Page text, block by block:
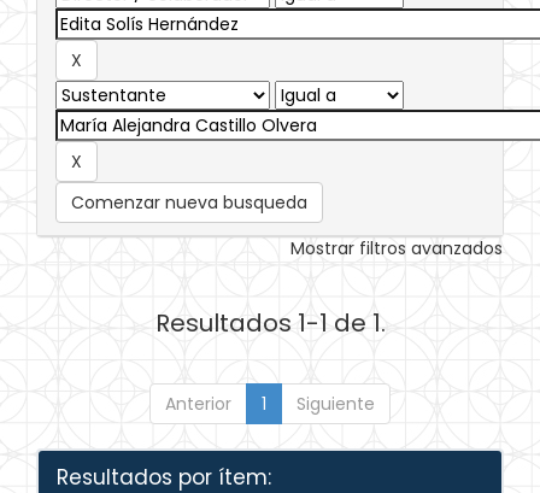
Comenzar nueva busqueda
Mostrar filtros avanzados
Resultados 1-1 de 1.
Anterior 1 Siguiente
Resultados por ítem: